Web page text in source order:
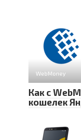
WebMoney
Как с
кошелек